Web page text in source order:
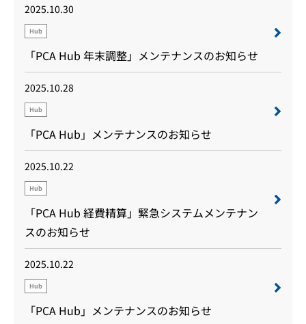
2025.10.30
Hub
「PCA Hub 年末調整」メンテナンスのお知らせ
2025.10.28
Hub
「PCA Hub」メンテナンスのお知らせ
2025.10.22
Hub
「PCA Hub 経費精算」緊急システムメンテナン
スのお知らせ
2025.10.22
Hub
「PCA Hub」メンテナンスのお知らせ